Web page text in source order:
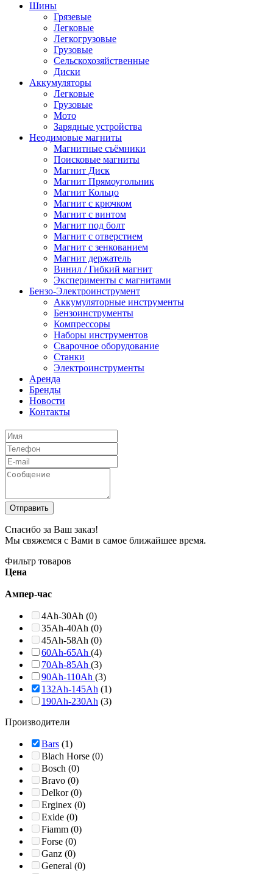
Шины
Грязевые
Легковые
Легкогрузовые
Грузовые
Сельскохозяйственные
Диски
Аккумуляторы
Легковые
Грузовые
Мото
Зарядные устройства
Неодимовые магниты
Магнитные съёмники
Поисковые магниты
Магнит Диск
Магнит Пря­мо­уголь­ник
Магнит Кольцо
Магнит с крючком
Магнит с винтом
Магнит под болт
Магнит с отверстием
Магнит с зенкованием
Магнит держатель
Винил / Гибкий магнит
Эксперименты с магнитами
Бензо-Электроинструмент
Аккумуляторные инструменты
Бензоинструменты
Компрессоры
Наборы инструментов
Сварочное оборудование
Станки
Электроинструменты
Аренда
Бренды
Новости
Контакты
Спасибо за Ваш заказ!
Мы свяжемся с Вами в самое ближайшее время.
Фильтр товаров
Цена
Ампер-час
4Ah-30Ah (0)
35Ah-40Ah (0)
45Ah-58Ah (0)
60Ah-65Ah (4)
70Ah-85Ah (3)
90Ah-110Ah (3)
132Ah-145Ah (1)
190Ah-230Ah (3)
Производители
Bars (1)
Blach Horse (0)
Bosch (0)
Bravo (0)
Delkor (0)
Erginex (0)
Exide (0)
Fiamm (0)
Forse (0)
Ganz (0)
General (0)